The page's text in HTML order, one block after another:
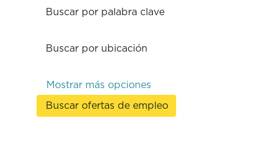
Buscar por palabra clave
Buscar por ubicación
Mostrar más opciones